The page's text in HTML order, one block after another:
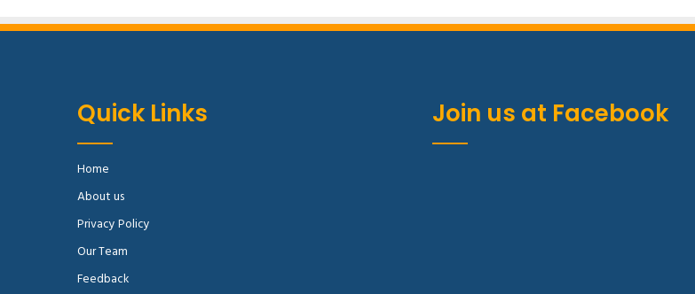
Quick Links
Home
About us
Privacy Policy
Our Team
Feedback
Join us at Facebook